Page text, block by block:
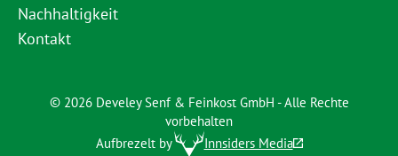
Nachhaltigkeit
Kontakt
© 2026 Develey Senf & Feinkost GmbH - Alle Rechte
vorbehalten
Aufbrezelt by
Innsiders Media